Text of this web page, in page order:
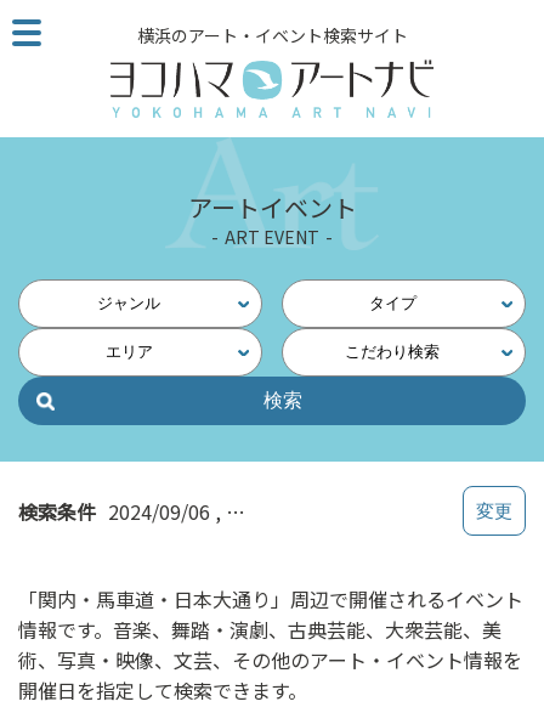
こ
の
ジ
読
他
ペ
の
へ
ス
横浜のアート・イベント検索サイト
アートイベント
ART EVENT
ジャンル タイプ
エリア こだわり検索
検索条件 2024/09/06 関内・馬車道・日本大通り
「関内・馬車道・日本大通り」周辺で開催されるイベント
情報です。音楽、舞踏・演劇、古典芸能、大衆芸能、美
術、写真・映像、文芸、その他のアート・イベント情報を
開催日を指定して検索できます。